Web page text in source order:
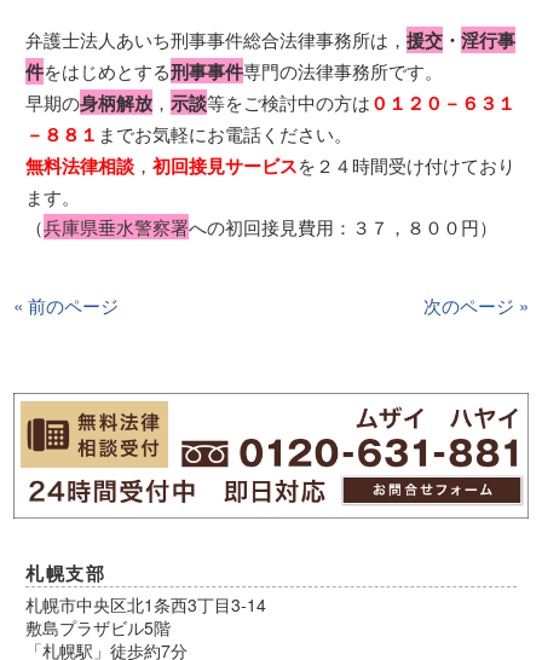
弁護士法人あいち刑事事件総合法律事務所は，援交 ・淫行事
件をはじめとする刑事事件専門の法律事務所です。
早期の身柄解放 ，示談等をご検討中の方は０１２０－６３１
－８８１ までお気軽にお電話ください。
無料法律相談 ，初回接見サービスを２４時間受け付けており
ます。
（兵庫県垂水警察署への初回接見費用：３７，８００円）
« 前のページ 次のページ »
札幌支部
札幌市中央区北1条西3丁目3-14
敷島プラザビル5階
「札幌駅」徒歩約7分